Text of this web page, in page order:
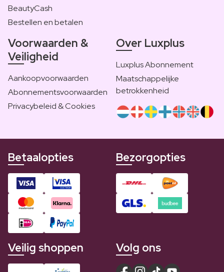
BeautyCash
Bestellen en betalen
Voorwaarden &
Veiligheid
Aankoopvoorwaarden
Abonnementsvoorwaarden
Privacybeleid & Cookies
Over Luxplus
Luxplus Abonnement
Maatschappelijke
betrokkenheid
Betaalopties Bezorgopties
Veilig shoppen Volg ons